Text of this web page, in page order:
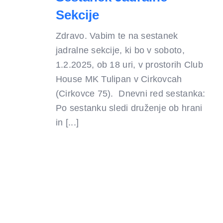
Sekcije
Zdravo. Vabim te na sestanek
jadralne sekcije, ki bo v soboto,
1.2.2025, ob 18 uri, v prostorih Club
House MK Tulipan v Cirkovcah
(Cirkovce 75). Dnevni red sestanka:
Po sestanku sledi druženje ob hrani
in [...]